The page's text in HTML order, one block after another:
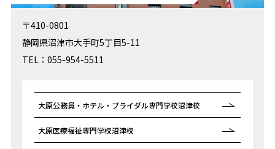
〒410-0801
静岡県沼津市大手町5丁目5-11
TEL：055-954-5511
大原公務員・ホテル・ブライダル専門学校沼津校
大原医療福祉専門学校沼津校